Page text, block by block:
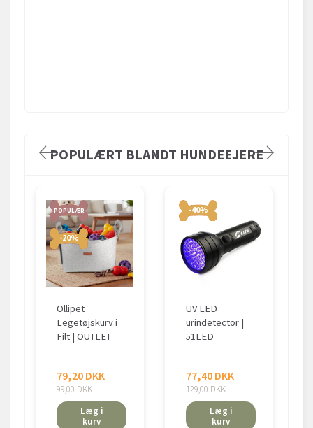
POPULÆRT BLANDT HUNDEEJERE
POPULÆR
-20%
Ollipet
Legetøjskurv i
Filt | OUTLET
79,20 DKK
99,00 DKK
Læg i
kurv
-40%
UV LED
urindetector |
51LED
77,40 DKK
129,00 DKK
Læg i
kurv